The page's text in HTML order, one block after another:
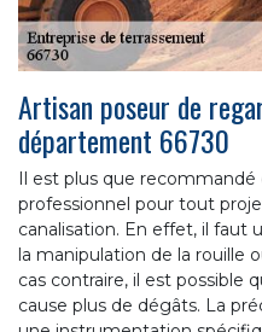
Artisan poseur de
département 66730
Il est plus que recommandé
professionnel pour tout
canalisation. En effet, il faut
la manipulation de la rouille
cas contraire, il est possible
cause plus de dégâts. La